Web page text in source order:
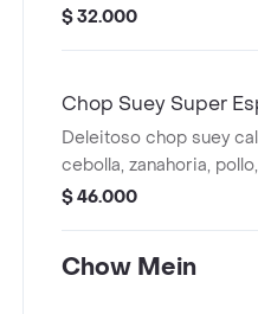
elegir.
$ 32.000
Chop Suey Super
Deleitoso chop suey
cebolla, zanahoria,
camarón salteados al
roll.
$ 46.000
Chow Mein